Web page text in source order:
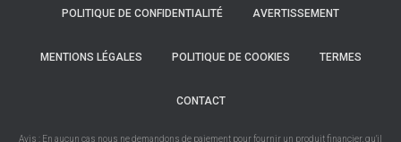
POLITIQUE DE CONFIDENTIALITÉ AVERTISSEMENT
MENTIONS LÉGALES POLITIQUE DE COOKIES TERMES
CONTACT
Avis : En aucun cas nous ne demandons de paiement pour fournir un produit financier, qu'il